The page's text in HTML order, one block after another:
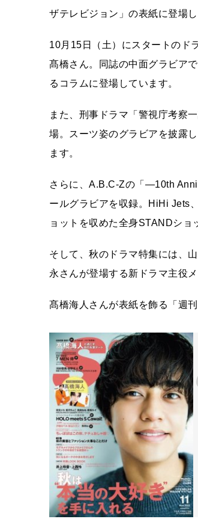
ザテレビジョン」の表紙に登場し
10月15日（土）にスタートのド
髙橋さん。同誌の中面グラビア
るコラムに登場しています。
また、刑事ドラマ「警視庁考察
場。スーツ姿のグラビアを披露
ます。
さらに、A.B.C-Zの「―10th
ールグラビアを収録。HiHi Jets
ョットを収めた全身STANDショ
そして、秋のドラマ特集には、
永さんが登場する新ドラマ主役
髙橋海人さんが表紙を飾る「週